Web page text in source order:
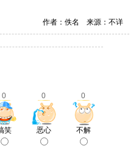
作者：佚名 来源：不详
0 0 0
笑 恶心 不解